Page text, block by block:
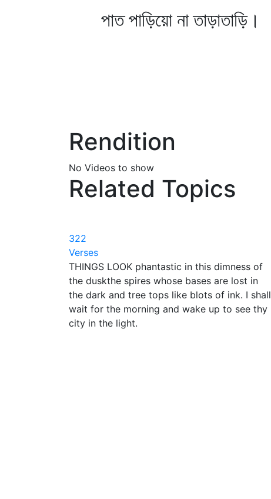
পাত পাড়িয়ো না তাড়াতাড়ি।
Rendition
No Videos to show
Related Topics
322
Verses
THINGS LOOK phantastic in this dimness of
the duskthe spires whose bases are lost in
the dark and tree tops like blots of ink. I shall
wait for the morning and wake up to see thy
city in the light.